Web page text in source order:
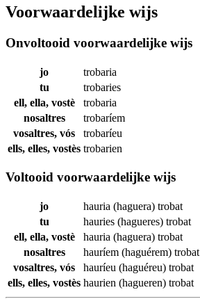
Voorwaardelijke wijs
Onvoltooid voorwaardelijke wijs
jo
trobaria
tu
trobaries
ell, ella, vostè
trobaria
nosaltres
trobaríem
vosaltres, vós
trobaríeu
ells, elles, vostès trobarien
Voltooid voorwaardelijke wijs
jo hauria (haguera) trobat
tu
hauries (hagueres) trobat
ell, ella, vostè
hauria (haguera) trobat
nosaltres
hauríem (haguérem) trobat
vosaltres, vós
hauríeu (haguéreu) trobat
ells, elles, vostès haurien (hagueren) trobat